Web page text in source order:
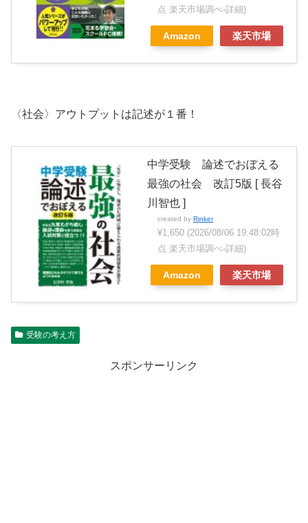
点 楽天市場調べ-詳細)
Amazon 楽天市場
〈社会〉アウトプットは記述が１番！
中学受験 論述でおぼえる
最強の社会 改訂5版 [ 長谷
川智也 ]
created by Rinker
¥1,650 (2026/08/06 19:48:02時
点 楽天市場調べ-詳細)
Amazon 楽天市場
受験の考え方
スポンサーリンク